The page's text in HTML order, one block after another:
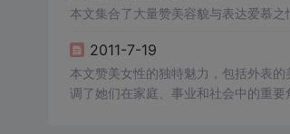
本文集合了大量赞美容貌与表达爱慕
2011-7-19
本文赞美女性的独特魅力，包括外表
调了她们在家庭、事业和社会中的重要